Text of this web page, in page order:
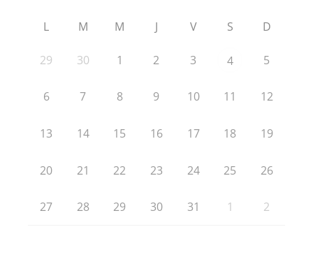
L M M J V S D
29 30 1 2 3 4 5
6 7 8 9 10 11 12
13 14 15 16 17 18 19
20 21 22 23 24 25 26
27 28 29 30 31 1 2